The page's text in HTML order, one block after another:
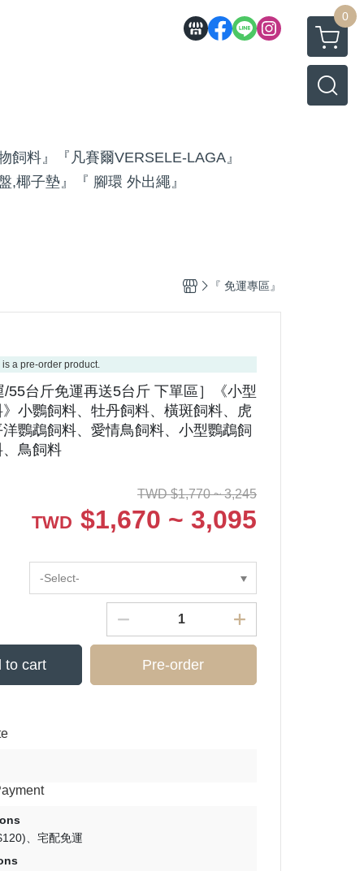
0
飼料』
『凡賽爾VERSELE-LAGA』
,椰子墊』
『 腳環 外出繩』
『 免運專區』
is a pre-order product.
55台斤免運再送5台斤 下單區］《小型
小鸚飼料、牡丹飼料、橫斑飼料、虎
鸚鵡飼料、愛情鳥飼料、小型鸚鵡飼
鳥飼料
TWD $1,770 ~ 3,245
TWD $1,670 ~ 3,095
-Select-
to cart Pre-order
宅配免運